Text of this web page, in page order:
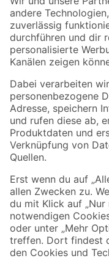
Zur Newsletter
Folge uns
Zahlungsarten
Sicher einkaufen
Jetzt die toom-App